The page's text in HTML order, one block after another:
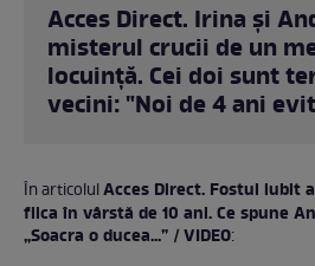
Acces Direct. Irina și
misterul crucii de un
locuință. Cei doi sunt
vecini: "Noi de 4 ani
În articolulAcces Direct. Fostul iubit
fiica în vârstă de 10 ani. Ce spune
„Soacra o ducea...” / VIDEO: